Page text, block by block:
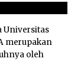
Universitas
merupakan
oleh